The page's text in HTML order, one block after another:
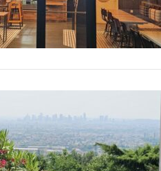
On a testé à
cochons